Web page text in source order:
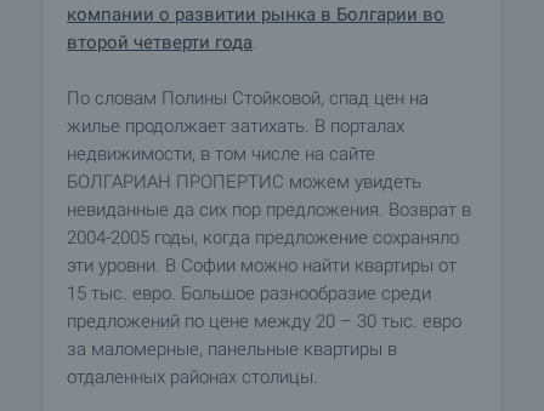
компании о развитии рынка в Болгарии во
второй четверти года.
По словам Полины Стойковой, спад цен на
жилье продолжает затихать. В порталах
недвижимости, в том числе на сайте
БОЛГАРИАН ПРОПЕРТИС можем увидеть
невиданные да сих пор предложения. Возврат в
2004-2005 годы, когда предложение сохраняло
эти уровни. В Софии можно найти квартиры от
15 тыс. евро. Большое разнообразие среди
предложений по цене между 20 – 30 тыс. евро
за маломерные, панельные квартиры в
отдаленных районах столицы.